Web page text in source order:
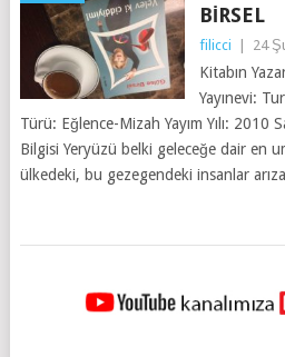
BIRSEL
filicci 24
Kitabın
Yayınevi:
Türü: Eğlence-Mizah Yayım Yılı: 2010
Bilgisi Yeryüzü belki geleceğe dair en
ülkedeki, bu gezegendeki insanlar arıza
YAZILAR